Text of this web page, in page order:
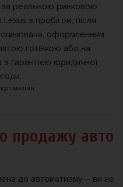
машин
продажу авто
до автоматизму – ви не